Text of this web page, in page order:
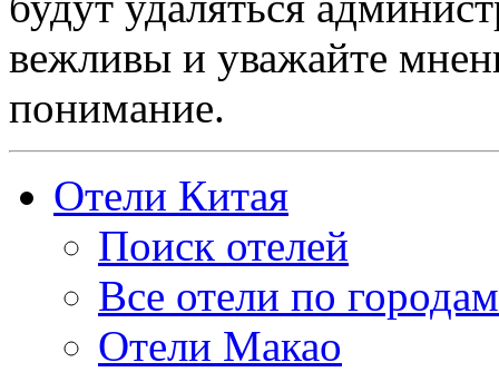
вежливы и уважайте
понимание.
Отели Китая
Поиск отелей
Все отели по городам
Отели Макао